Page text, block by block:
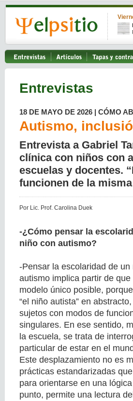
Entrevistas
18 DE MAYO DE 2026 | CÓMO
Autismo,
Entrevista a Gabriel
clínica con niños con
escuelas y docentes.
funcionen de la
Por Lic. Prof. Carolina Duek
-¿Cómo pensar la
niño con autismo?
-Pensar la escolaridad de un
autismo implica partir de que
modelo único posible,
“el niño autista” en
sujetos con modos de
singulares. En ese sentido,
la escuela, se trata de
particular de estar en el
Este desplazamiento no es
prácticas estandarizadas
para orientarse en una
punto, permite una lectura